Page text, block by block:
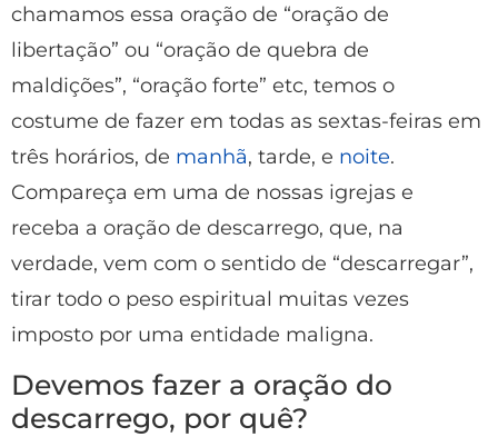
chamamos essa oração de “oração de
libertação” ou “oração de quebra de
maldições”, “oração forte” etc, temos o
costume de fazer em todas as sextas-feiras em
três horários, de manhã, tarde, e noite.
Compareça em uma de nossas igrejas e
receba a oração de descarrego, que, na
verdade, vem com o sentido de “descarregar”,
tirar todo o peso espiritual muitas vezes
imposto por uma entidade maligna.
Devemos fazer a oração do
descarrego, por quê?